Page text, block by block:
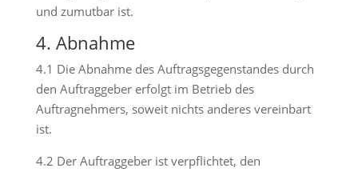
und zumutbar ist.
4. Abnahme
4.1 Die Abnahme des Auftragsgegenstandes durch
den Auftraggeber erfolgt im Betrieb des
Auftragnehmers, soweit nichts anderes vereinbart
ist.
4.2 Der Auftraggeber ist verpflichtet, den